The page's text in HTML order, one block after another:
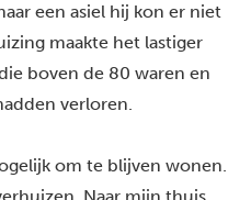
een asiel hij kon er niet
maakte het lastiger
boven de 80 waren en
verloren.
om te blijven wonen.